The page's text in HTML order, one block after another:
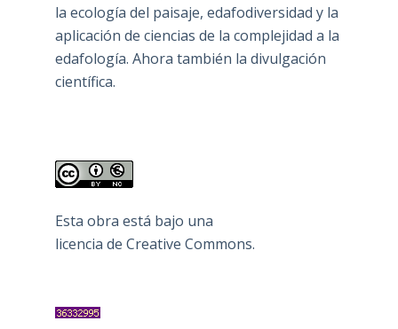
la ecología del paisaje, edafodiversidad y la
aplicación de ciencias de la complejidad a la
edafología. Ahora también la divulgación
científica.
Esta obra está bajo una
licencia de Creative Commons.